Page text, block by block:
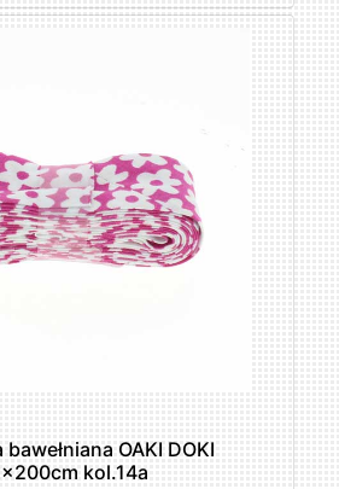
OAKI DOKI
kol.14a